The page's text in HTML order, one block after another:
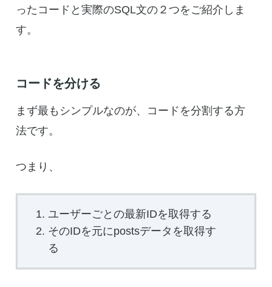
ったコードと実際のSQL文の２つをご紹介しま
す。
コードを分ける
まず最もシンプルなのが、コードを分割する方
法です。
つまり、
ユーザーごとの最新IDを取得する
そのIDを元にpostsデータを取得す
る